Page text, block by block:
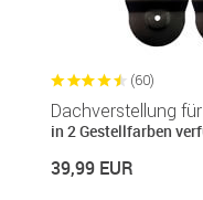
(60)
Dachverstellung
in 2 Gestellfarben
39,99 EUR